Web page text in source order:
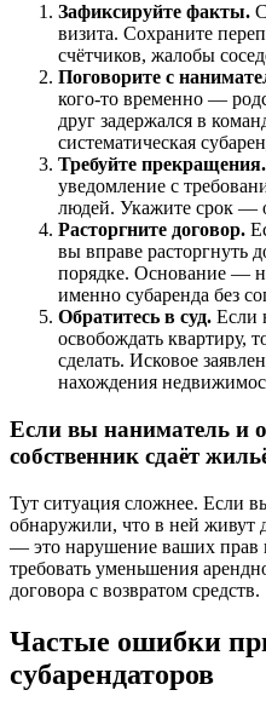
Зафиксируйте факты.
визита. Сохраните
счётчиков, жалобы
Поговорите с
кого-то временно —
друг задержался в
систематическая
Требуйте прекращения.
уведомление с
людей. Укажите срок —
Расторгните договор.
вы вправе расторгнуть
порядке. Основание —
именно субаренда без
Обратитесь в суд. Если
освобождать квартиру,
сделать. Исковое
нахождения
Если вы наниматель и
собственник сдаёт
Тут ситуация сложнее. Если
обнаружили, что в ней живут
— это нарушение ваших прав
требовать уменьшения
договора с возвратом средств.
Частые ошибки
субарендаторов